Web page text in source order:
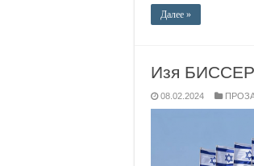
Далее »
Изя
08.02.2024